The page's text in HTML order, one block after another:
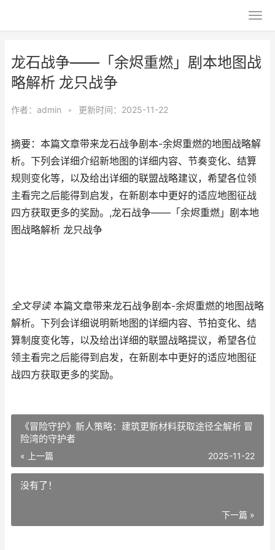
龙石战争——「余烬重燃」剧本地图战
略解析 龙只战争
作者： admin • 更新时间：2025-11-22
摘要：本篇文章带来龙石战争剧本-余烬重燃的地图战略解
析。下列会详细介绍新地图的详细内容、节奏变化、结算
规则变化等，以及给出详细的联盟战略建议，希望各位领
主看完之后能得到启发，在新剧本中更好的适应地图征战
四方获取更多的奖励。,龙石战争——「余烬重燃」剧本地
图战略解析 龙只战争
全文导读本篇文章带来龙石战争剧本-余烬重燃的地图战略
解析。下列会详细说明新地图的详细内容、节拍变化、结
算制度变化等，以及给出详细的联盟战略提议，希望各位
领主看完之后能得到启发，在新剧本中更好的适应地图征
战四方获取更多的奖励。
《冒险守护》新人策略：建筑更新材料获取途径全解析 冒
险湾的守护者
« 上一篇 2025-11-22
没有了！
下一篇 »